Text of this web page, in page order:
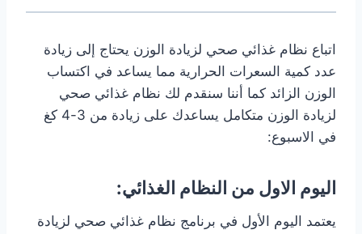
اتباع نظام غذائي صحي لزيادة الوزن يحتاج إلى زيادة
عدد كمية السعرات الحرارية مما يساعد في اكتساب
الوزن الزائد كما أننا سنقدم لك نظام غذائي صحي
لزيادة الوزن متكامل يساعدك على زيادة من 3-4 كغ
في الاسبوع:
اليوم الاول من النظام الغذائي:
يعتمد اليوم الأول في برنامج نظام غذائي صحي لزيادة